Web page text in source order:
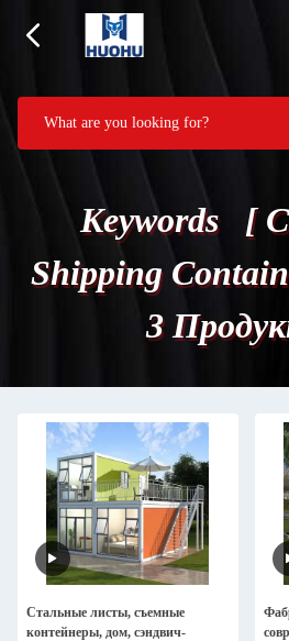
Keywords [
Shipping
3
Стальные листы, съемные
контейнеры, дом, сэндвич-